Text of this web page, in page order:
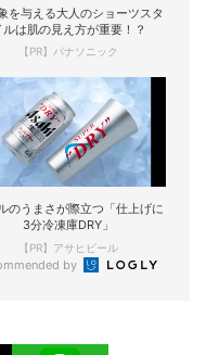
を与える大人のショーツスタ
ルは肌の見え方が重要！？
【PR】パナソニック
のうまさが際立つ「仕上げに
3分冷凍庫DRY」
【PR】アサヒビール
by